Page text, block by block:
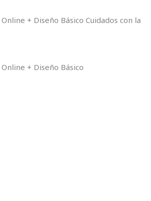
+ Diseño Básico Cuidados con la
+ Diseño Básico